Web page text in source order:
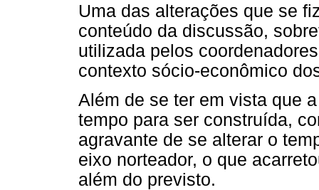
Uma das alterações que se
conteúdo da discussão,
utilizada pelos
contexto sócio-econômico
Além de se ter em vista que
tempo para ser construída,
agravante de se alterar o
eixo norteador, o que
além do previsto.